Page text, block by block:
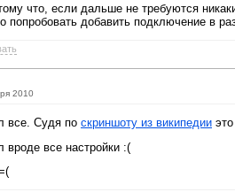
что, если дальше не требуются
попробовать добавить подключение в
2010
все. Судя по скриншоту из википедии
вроде все настройки :(